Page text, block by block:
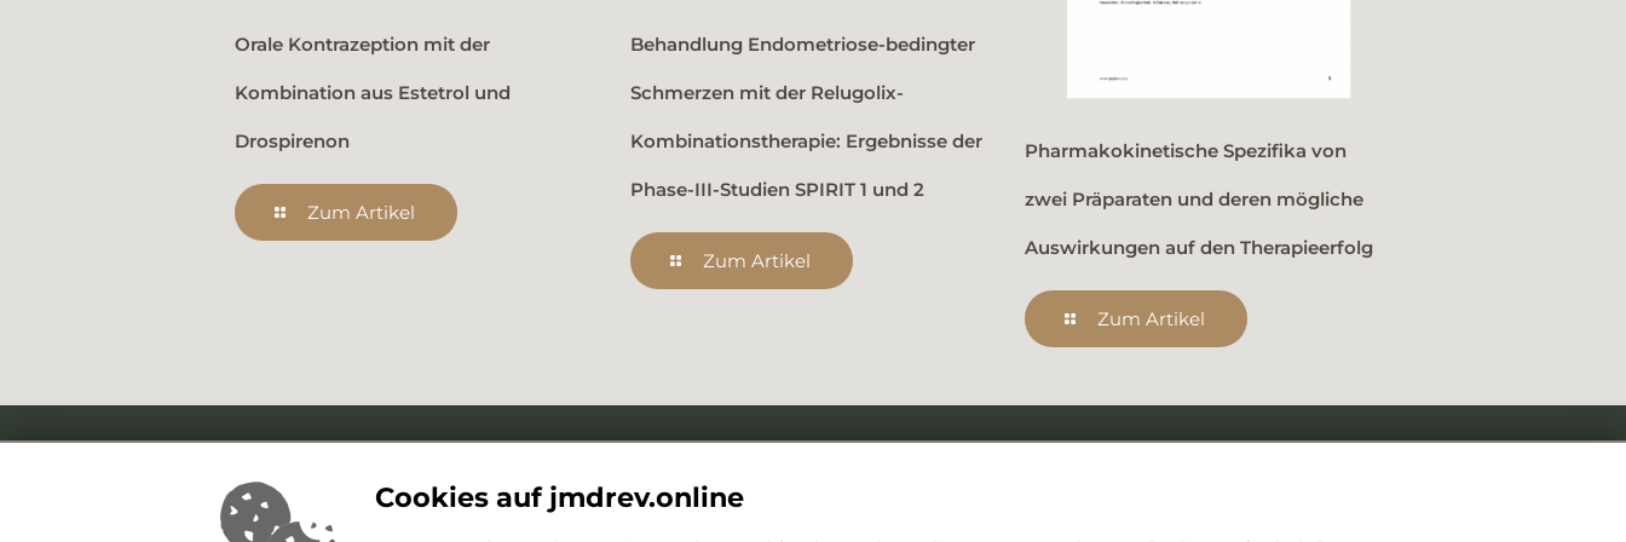
Orale Kontrazeption mit der
Kombination aus Estetrol und
Drospirenon
Zum Artikel
Behandlung Endometriose-bedingter
Schmerzen mit der Relugolix-
Kombinationstherapie: Ergebnisse der
Phase-III-Studien SPIRIT 1 und 2
Zum Artikel
Pharmakokinetische Spezifika von
zwei Präparaten und deren mögliche
Auswirkungen auf den Therapieerfolg
Zum Artikel
Cookies auf jmdrev.online